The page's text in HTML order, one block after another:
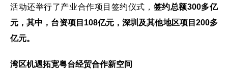
活动还举行了产业合作项目签约仪式， 签约总额300多亿
元，其中，台资项目108亿元，深圳及其他地区项目200多
亿元。
湾区机遇拓宽粤台经贸合作新空间